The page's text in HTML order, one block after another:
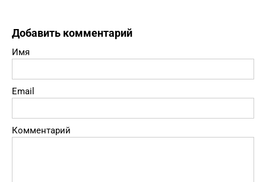
Добавить комментарий
Имя
Email
Комментарий